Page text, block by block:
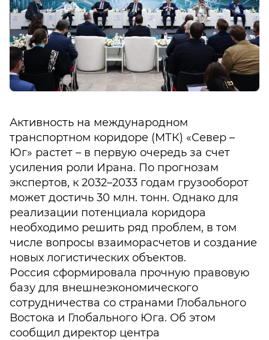
Активность на международном
транспортном коридоре (МТК) «Север –
Юг» растет – в первую очередь за счет
усиления роли Ирана. По прогнозам
экспертов, к 2032–2033 годам грузооборот
может достичь 30 млн. тонн. Однако для
реализации потенциала коридора
необходимо решить ряд проблем, в том
числе вопросы взаиморасчетов и создание
новых логистических объектов.
Россия сформировала прочную правовую
базу для внешнеэкономического
сотрудничества со странами Глобального
Востока и Глобального Юга. Об этом
сообщил директор центра